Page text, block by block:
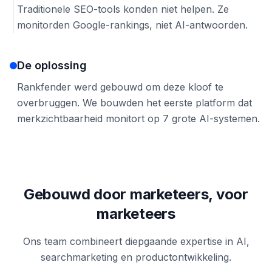
Traditionele SEO-tools konden niet helpen. Ze
monitorden Google-rankings, niet AI-antwoorden.
De oplossing
Rankfender werd gebouwd om deze kloof te
overbruggen. We bouwden het eerste platform dat
merkzichtbaarheid monitort op 7 grote AI-systemen.
Gebouwd door marketeers, voor
marketeers
Ons team combineert diepgaande expertise in AI,
searchmarketing en productontwikkeling.